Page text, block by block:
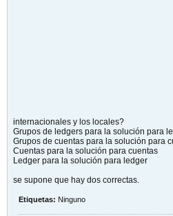
internacionales y los locales?
Grupos de ledgers para la solución para
Grupos de cuentas para la solución para
Cuentas para la solución para cuentas
Ledger para la solución para ledger
se supone que hay dos correctas.
Etiquetas: Ninguno